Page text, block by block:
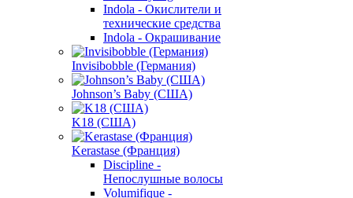
Indola - Окислители и
технические средства
Indola - Окрашивание
Invisibobble (Германия)
Johnson’s Baby (США)
K18 (США)
Kerastase (Франция)
Discipline -
Непослушные волосы
Volumifique -